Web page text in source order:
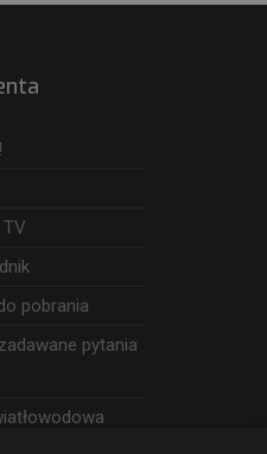
pobrania
pytania